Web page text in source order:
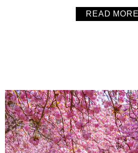
雷的話，絕對推薦Brasserie Le
READ MORE
About